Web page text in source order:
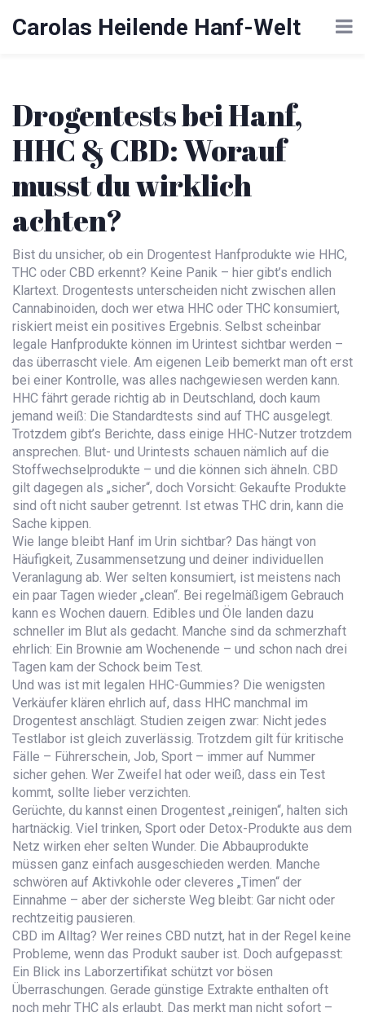
Carolas Heilende Hanf-Welt
Drogentests bei Hanf,
HHC & CBD: Worauf
musst du wirklich
achten?
Bist du unsicher, ob ein Drogentest Hanfprodukte wie HHC,
THC oder CBD erkennt? Keine Panik – hier gibt’s endlich
Klartext. Drogentests unterscheiden nicht zwischen allen
Cannabinoiden, doch wer etwa HHC oder THC konsumiert,
riskiert meist ein positives Ergebnis. Selbst scheinbar
legale Hanfprodukte können im Urintest sichtbar werden –
das überrascht viele. Am eigenen Leib bemerkt man oft erst
bei einer Kontrolle, was alles nachgewiesen werden kann.
HHC fährt gerade richtig ab in Deutschland, doch kaum
jemand weiß: Die Standardtests sind auf THC ausgelegt.
Trotzdem gibt’s Berichte, dass einige HHC-Nutzer trotzdem
ansprechen. Blut- und Urintests schauen nämlich auf die
Stoffwechselprodukte – und die können sich ähneln. CBD
gilt dagegen als „sicher“, doch Vorsicht: Gekaufte Produkte
sind oft nicht sauber getrennt. Ist etwas THC drin, kann die
Sache kippen.
Wie lange bleibt Hanf im Urin sichtbar? Das hängt von
Häufigkeit, Zusammensetzung und deiner individuellen
Veranlagung ab. Wer selten konsumiert, ist meistens nach
ein paar Tagen wieder „clean“. Bei regelmäßigem Gebrauch
kann es Wochen dauern. Edibles und Öle landen dazu
schneller im Blut als gedacht. Manche sind da schmerzhaft
ehrlich: Ein Brownie am Wochenende – und schon nach drei
Tagen kam der Schock beim Test.
Und was ist mit legalen HHC-Gummies? Die wenigsten
Verkäufer klären ehrlich auf, dass HHC manchmal im
Drogentest anschlägt. Studien zeigen zwar: Nicht jedes
Testlabor ist gleich zuverlässig. Trotzdem gilt für kritische
Fälle – Führerschein, Job, Sport – immer auf Nummer
sicher gehen. Wer Zweifel hat oder weiß, dass ein Test
kommt, sollte lieber verzichten.
Gerüchte, du kannst einen Drogentest „reinigen“, halten sich
hartnäckig. Viel trinken, Sport oder Detox-Produkte aus dem
Netz wirken eher selten Wunder. Die Abbauprodukte
müssen ganz einfach ausgeschieden werden. Manche
schwören auf Aktivkohle oder cleveres „Timen“ der
Einnahme – aber der sicherste Weg bleibt: Gar nicht oder
rechtzeitig pausieren.
CBD im Alltag? Wer reines CBD nutzt, hat in der Regel keine
Probleme, wenn das Produkt sauber ist. Doch aufgepasst:
Ein Blick ins Laborzertifikat schützt vor bösen
Überraschungen. Gerade günstige Extrakte enthalten oft
noch mehr THC als erlaubt. Das merkt man nicht sofort –